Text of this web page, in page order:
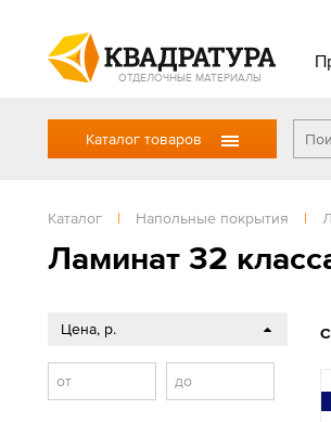
ОТДЕЛОЧНЫЕ МАТЕРИАЛЫ
Каталог товаров
Каталог | Напольные покрытия |
Ламинат 32
Цена, р.
от до